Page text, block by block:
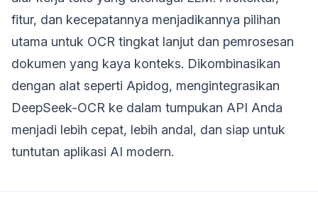
fitur, dan kecepatannya menjadikannya pilihan
utama untuk OCR tingkat lanjut dan pemrosesan
dokumen yang kaya konteks. Dikombinasikan
dengan alat seperti Apidog, mengintegrasikan
DeepSeek-OCR ke dalam tumpukan API Anda
menjadi lebih cepat, lebih andal, dan siap untuk
tuntutan aplikasi AI modern.